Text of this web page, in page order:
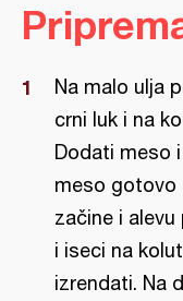
Na malo ulja
crni luk i na
Dodati meso
meso gotovo
začine i
i iseci na
izrendati. Na